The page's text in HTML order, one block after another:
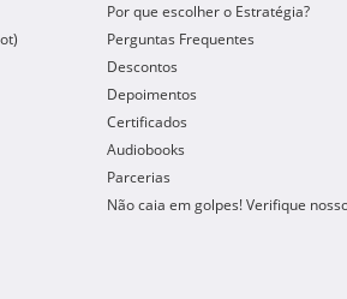
Por que escolher o Estratégia?
Perguntas Frequentes
Descontos
Depoimentos
Certificados
Audiobooks
Parcerias
Não caia em golpes! Verifique